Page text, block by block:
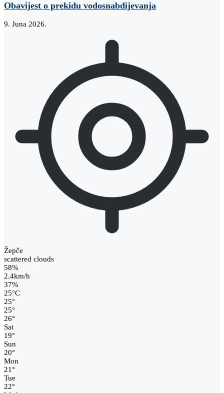
Obavijest o prekidu vodosnabdijevanja
9. Juna 2026.
Žepče
scattered clouds
58%
2.4km/h
37%
25°C
25°
25°
26°
Sat
19°
Sun
20°
Mon
21°
Tue
22°